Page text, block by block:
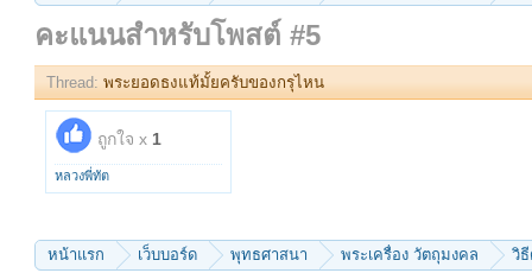
คะแนนสำหรับโพสต์ #5
Thread: พระยอดธงแท้มั้ยครับของกรุไหน
ถูกใจ x 1
หลวงพี่ทัต
หน้าแรก เว็บบอร์ด พุทธศาสนา พระเครื่อง วัตถุมงคล วิธี